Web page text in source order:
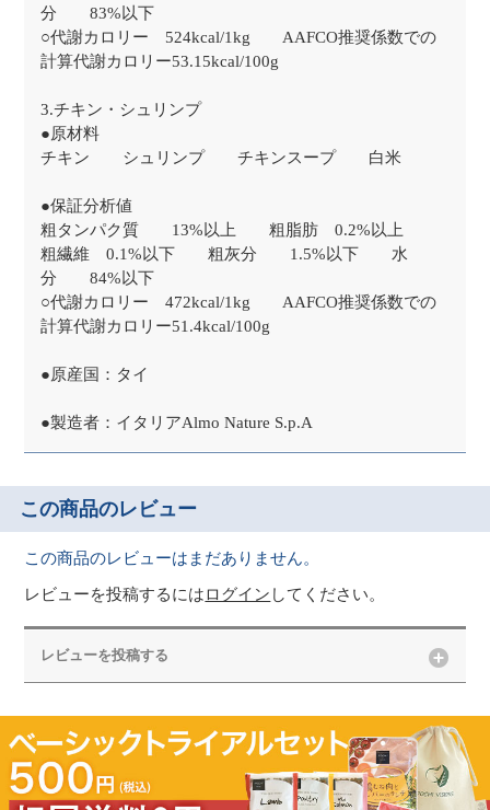
分 83%以下
○代謝カロリー 524kcal/1kg AAFCO推奨係数での
計算代謝カロリー53.15kcal/100g
3.チキン・シュリンプ
●原材料
チキン シュリンプ チキンスープ 白米
●保証分析値
粗タンパク質 13%以上 粗脂肪 0.2%以上
粗繊維 0.1%以下 粗灰分 1.5%以下 水
分 84%以下
○代謝カロリー 472kcal/1kg AAFCO推奨係数での
計算代謝カロリー51.4kcal/100g
●原産国：タイ
●製造者：イタリアAlmo Nature S.p.A
この商品のレビュー
この商品のレビューはまだありません。
レビューを投稿するにはログイン してください。
レビューを投稿する